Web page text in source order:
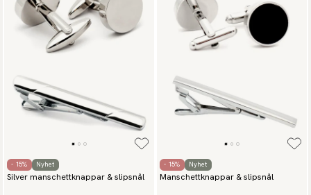
- 15% Nyhet
Silver manschettknappar & slipsnål
- 15% Nyhet
Manschettknappar & slipsnål